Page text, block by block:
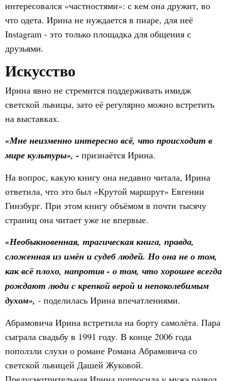
интересовался «частностями»: с кем она дружит, во
что одета. Ирина не нуждается в пиаре, для неё
Instagram - это только площадка для общения с
друзьями.
Искусство
Ирина явно не стремится поддерживать имидж
светской львицы, зато её регулярно можно встретить
на выставках.
«Мне неизменно интересно всё, что происходит в
мире культуры», - признаётся Ирина.
На вопрос, какую книгу она недавно читала, Ирина
ответила, что это был «Крутой маршрут» Евгении
Гинзбург. При этом книгу объёмом в почти тысячу
страниц она читает уже не впервые.
«Необыкновенная, трагическая книга, правда,
сложенная из имён и судеб людей. Но она не о том,
как всё плохо, напротив - о том, что хорошее всегда
рождают люди с крепкой верой и непоколебимым
духом», - поделилась Ирина впечатлениями.
Абрамовича Ирина встретила на борту самолёта. Пара
сыграла свадьбу в 1991 году. В конце 2006 года
поползли слухи о романе Романа Абрамовича со
светской львицей Дашей Жуковой.